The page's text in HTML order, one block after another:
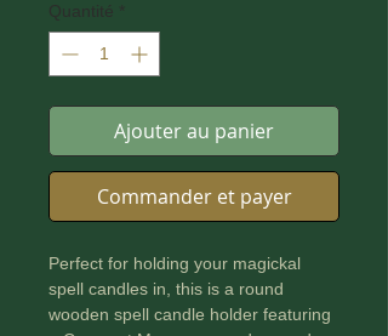
Quantité *
Ajouter au panier
Commander et payer
Perfect for holding your magickal
spell candles in, this is a round
wooden spell candle holder featuring